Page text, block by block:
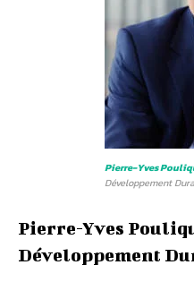
Pierre-Yves
Développement
Pierre-Yves
Développement